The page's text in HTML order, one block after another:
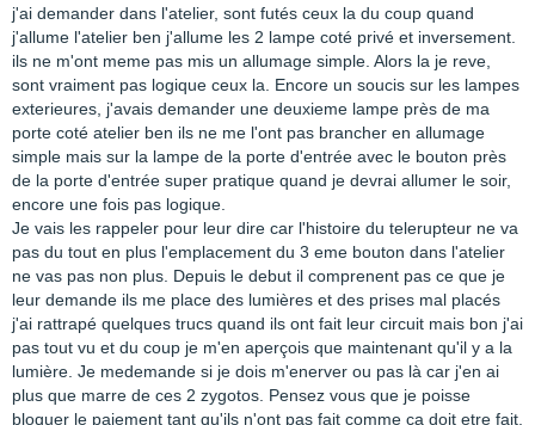
j'ai demander dans l'atelier, sont futés ceux la du coup quand
j'allume l'atelier ben j'allume les 2 lampe coté privé et inversement.
ils ne m'ont meme pas mis un allumage simple. Alors la je reve,
sont vraiment pas logique ceux la. Encore un soucis sur les lampes
exterieures, j'avais demander une deuxieme lampe près de ma
porte coté atelier ben ils ne me l'ont pas brancher en allumage
simple mais sur la lampe de la porte d'entrée avec le bouton près
de la porte d'entrée super pratique quand je devrai allumer le soir,
encore une fois pas logique.
Je vais les rappeler pour leur dire car l'histoire du telerupteur ne va
pas du tout en plus l'emplacement du 3 eme bouton dans l'atelier
ne vas pas non plus. Depuis le debut il comprenent pas ce que je
leur demande ils me place des lumières et des prises mal placés
j'ai rattrapé quelques trucs quand ils ont fait leur circuit mais bon j'ai
pas tout vu et du coup je m'en aperçois que maintenant qu'il y a la
lumière. Je medemande si je dois m'enerver ou pas là car j'en ai
plus que marre de ces 2 zygotos. Pensez vous que je poisse
bloquer le paiement tant qu'ils n'ont pas fait comme ça doit etre fait,